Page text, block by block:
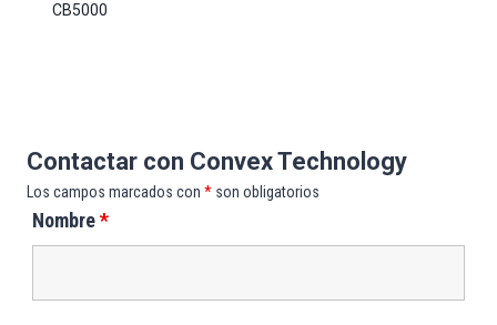
CB5000
Contactar con Convex Technology
Los campos marcados con * son obligatorios
Nombre*